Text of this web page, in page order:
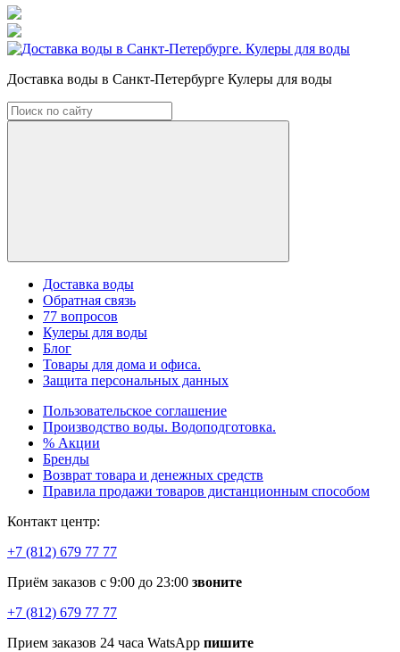
Доставка воды в Санкт-Петербурге Кулеры для воды
Доставка воды
Обратная связь
77 вопросов
Кулеры для воды
Блог
Товары для дома и офиса.
Защита персональных данных
Пользовательское соглашение
Производство воды. Водоподготовка.
% Акции
Бренды
Возврат товара и денежных средств
Правила продажи товаров дистанционным способом
Контакт центр:
+7 (812) 679 77 77
Приём заказов с 9:00 до 23:00 звоните
+7 (812) 679 77 77
Прием заказов 24 часа WatsApp пишите